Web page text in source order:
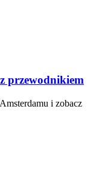
przewodnikiem
i zobacz